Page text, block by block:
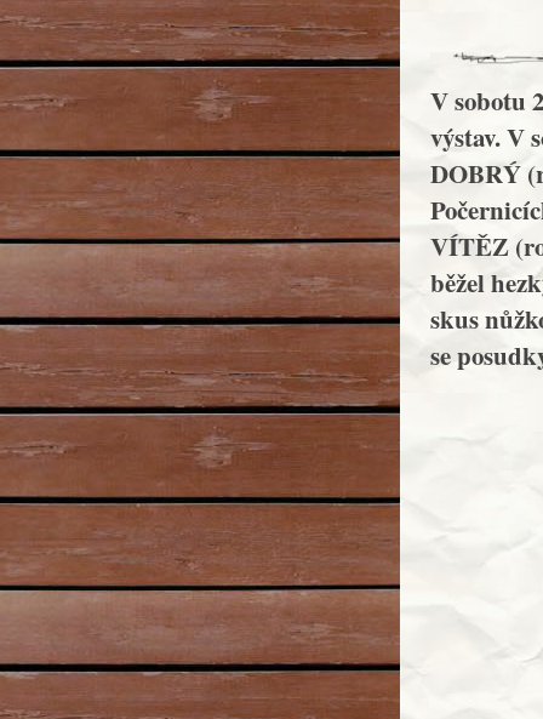
V sobotu
výstav. V
DOBRÝ
VÍTĚZ
běžel
skus
se